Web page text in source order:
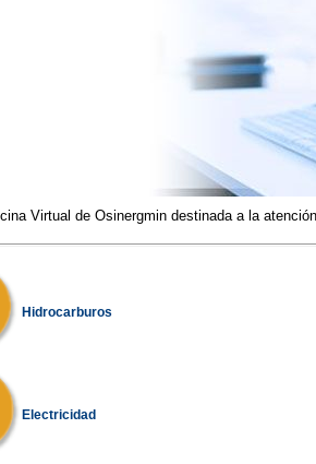
Virtual de Osinergmin destinada a la
Hidrocarburos
Electricidad